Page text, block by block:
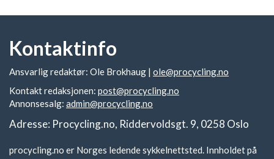
Kontaktinfo
Ansvarlig redaktør: Ole Brokhaug | ole@procycling.no
Kontakt redaksjonen: post@procycling.no
Annonsesalg: admin@procycling.no
Adresse: Procycling.no, Riddervoldsgt. 9, 0258 Oslo
procycling.no er Norges ledende sykkelnettsted. Innholdet på